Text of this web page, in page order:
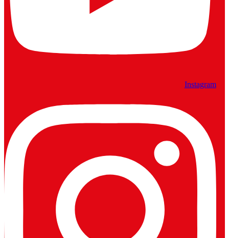
Instagram